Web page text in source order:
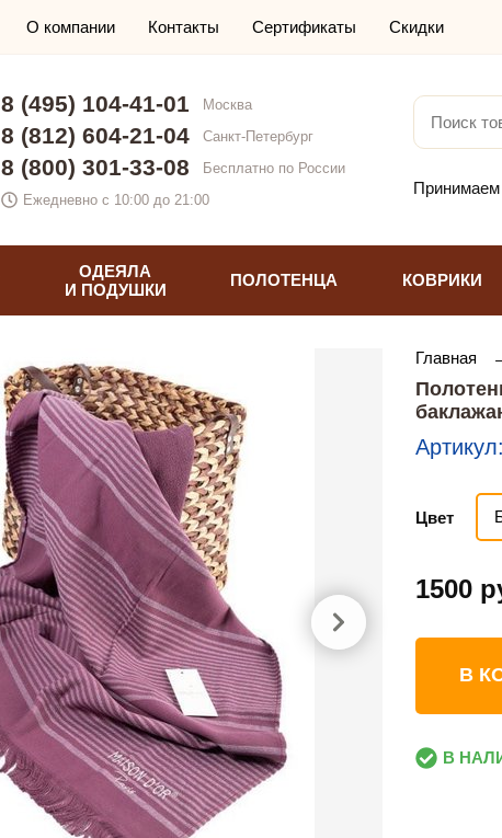
О компании Контакты Сертификаты Скидки
8 (495) 104-41-01 Москва
8 (812) 604-21-04 Санкт-Петербург
8 (800) 301-33-08
Бесплатно по России
Ежедневно с 10:00 до 21:00
Принимаем
ОДЕЯЛА
И ПОДУШКИ
ПОЛОТЕНЦА КОВРИКИ
Главная
Артикул:
Цвет
1500
В
В